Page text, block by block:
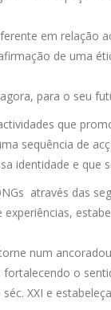
em relação
de uma
para o seu
que
sequência de
identidade e
através das
num
o
XXI e